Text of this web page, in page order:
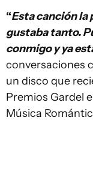
“Esta canción la
gustaba tanto.
conmigo y ya
conversaciones
un disco que
Premios Gardel
Música